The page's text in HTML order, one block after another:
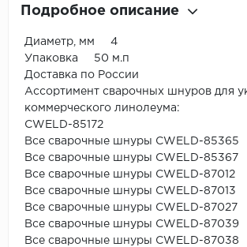
Подробное описание
Диаметр, мм 4
Упаковка 50 м.п
Доставка по России
Ассортимент сварочных шнуров для
коммерческого линолеума:
CWELD-85172
Все сварочные шнуры CWELD-85365
Все сварочные шнуры CWELD-85367
Все сварочные шнуры CWELD-87012
Все сварочные шнуры CWELD-87013
Все сварочные шнуры CWELD-87027
Все сварочные шнуры CWELD-87039
Все сварочные шнуры CWELD-87038